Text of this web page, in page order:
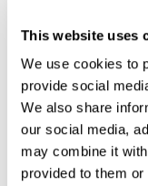
This website uses
We use cookies to
provide social
We also share
our social media,
may combine it
provided to them